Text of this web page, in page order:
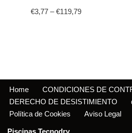
€3,77 –€119,79
Home
CONDICIONES DE
DERECHO DE DESISTIMIENTO
Política de Cookies
Aviso Legal